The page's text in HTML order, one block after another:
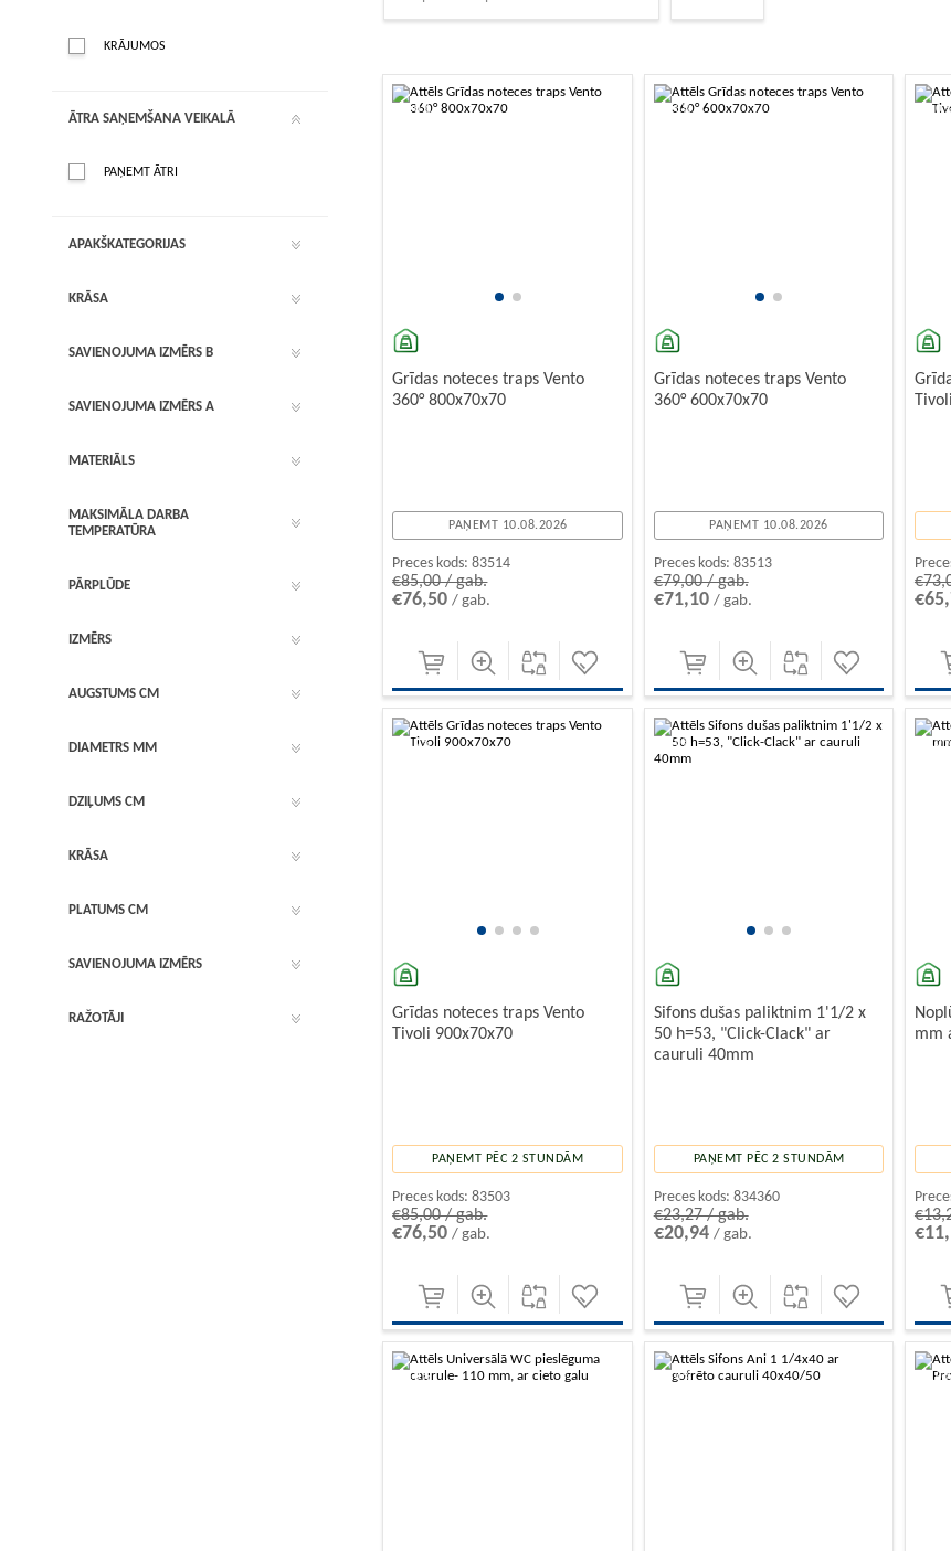
Vannu sifoni– ar pārplūdi, automātiskās vadības risinājumiem (piemēram,
-10%
Grīdas noteces traps Vento
360° 800x70x70
PAŅEMT 10.08.2026
Preces kods: 83514
€85,00 / gab.
€76,50/ gab.
-10%
Grīdas noteces traps Vento
360° 600x70x70
PAŅEMT 10.08.2026
Preces kods: 83513
€79,00 / gab.
€71,10 / gab.
-
-10%
Grīdas noteces traps Vento
Tivoli 900x70x70
PAŅEMT PĒC 2 STUNDĀM
Preces kods: 83503
€85,00 / gab.
€76,50/ gab.
-10%
Sifons dušas paliktnim 1'1/2 x
50 h=53, "Click-Clack" ar
cauruli 40mm
PAŅEMT PĒC 2 STUNDĀM
Preces kods: 834360
€23,27 / gab.
€20,94 / gab.
-
mm
-10% -10% -
KRĀJUMOS
ĀTRA SAŅEMŠANA VEIKALĀ
PAŅEMT ĀTRI
APAKŠKATEGORIJAS
KRĀSA
SAVIENOJUMA IZMĒRS B
SAVIENOJUMA IZMĒRS A
MATERIĀLS
MAKSIMĀLA DARBA
TEMPERATŪRA
PĀRPLŪDE
IZMĒRS
AUGSTUMS CM
DIAMETRS MM
DZIĻUMS CM
KRĀSA
PLATUMS CM
SAVIENOJUMA IZMĒRS
RAŽOTĀJI